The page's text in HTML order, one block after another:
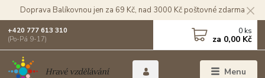
Doprava Balíkovnou jen za 69 Kč, nad 3000 Kč poštovné zdarma
Menu
+420 777 613 310
(Po-Pá 9-17)
0 ks
za 0,00 Kč